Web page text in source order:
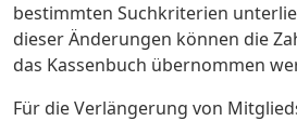
bestimmten Suchkriterien
dieser Änderungen können die
das Kassenbuch übernommen
Für die Verlängerung von